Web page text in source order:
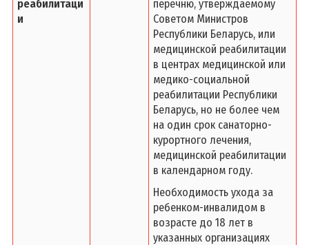
реабилитаци
и
перечню, утверждаемому
Советом Министров
Республики Беларусь, или
медицинской реабилитации
в центрах медицинской или
медико-социальной
реабилитации Республики
Беларусь, но не более чем
на один срок санаторно-
курортного лечения,
медицинской реабилитации
в календарном году.
Необходимость ухода за
ребенком-инвалидом в
возрасте до 18 лет в
указанных организациях